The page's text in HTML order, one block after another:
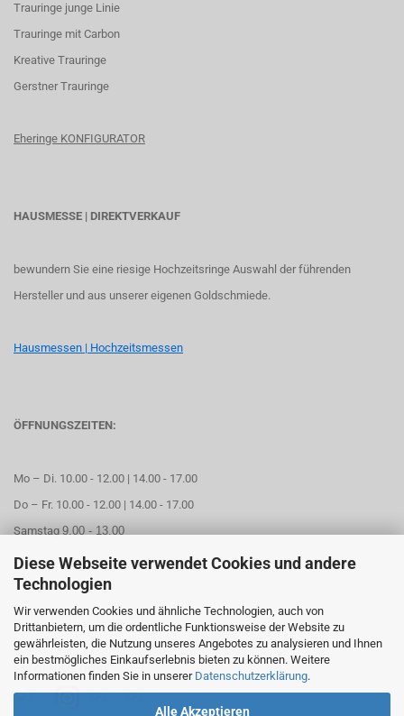
Diese Webseite verwendet Cookies und andere
Technologien
Wir verwenden Cookies und ähnliche Technologien, auch von
Drittanbietern, um die ordentliche Funktionsweise der Website zu
gewährleisten, die Nutzung unseres Angebotes zu analysieren und Ihnen
ein bestmögliches Einkaufserlebnis bieten zu können. Weitere
Informationen finden Sie in unserer Datenschutzerklärung.
Alle Akzeptieren
Trauringe junge Linie
Trauringe mit Carbon
Kreative Trauringe
Gerstner Trauringe
Eheringe KONFIGURATOR
HAUSMESSE | DIREKTVERKAUF
bewundern Sie eine riesige Hochzeitsringe Auswahl der führenden
Hersteller und aus unserer eigenen Goldschmiede.
Hausmessen | Hochzeitsmessen
ÖFFNUNGSZEITEN:
Mo – Di. 10.00 - 12.00 | 14.00 - 17.00
Do – Fr. 10.00 - 12.00 | 14.00 - 17.00
Samstag 9.00 - 13.00
Mittwoch geschlossen
Online Termin aussuchen
FOLGEN SIE UNS